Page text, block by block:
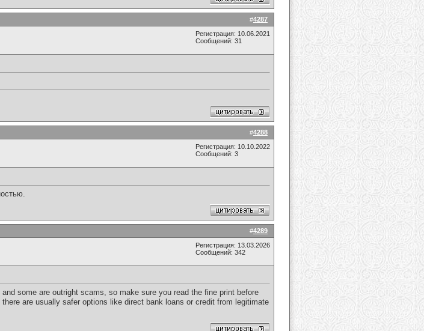
#4287
Регистрация: 10.06.2021
Сообщений: 31
#4288
Регистрация: 10.10.2022
Сообщений: 3
#4289
Регистрация: 13.03.2026
Сообщений: 342
some are outright scams, so make sure you read the fine print before
there are usually safer options like direct bank loans or credit from legitimate